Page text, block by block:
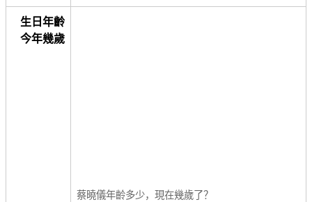
生日年齡
今年幾歲
蔡曉儀年齡多少，現在幾歲了？